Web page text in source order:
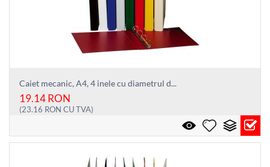
Caiet mecanic, A4, 4 inele cu diametrul d...
19.14RON
(23.16 RON CU TVA)